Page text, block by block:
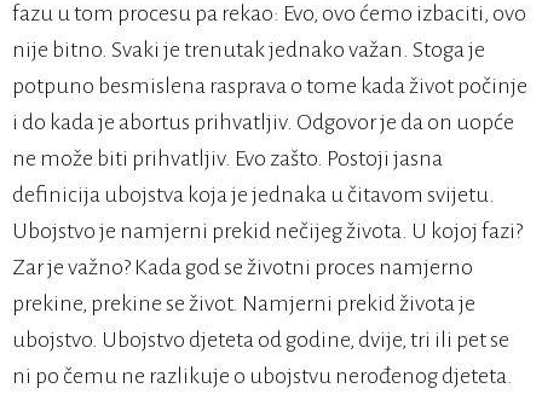
fazu u tom procesu pa rekao: Evo, ovo ćemo izbaciti, ovo
nije bitno. Svaki je trenutak jednako važan. Stoga je
potpuno besmislena rasprava o tome kada život počinje
i do kada je abortus prihvatljiv. Odgovor je da on uopće
ne može biti prihvatljiv. Evo zašto. Postoji jasna
definicija ubojstva koja je jednaka u čitavom svijetu.
Ubojstvo je namjerni prekid nečijeg života. U kojoj fazi?
Zar je važno? Kada god se životni proces namjerno
prekine, prekine se život. Namjerni prekid života je
ubojstvo. Ubojstvo djeteta od godine, dvije, tri ili pet se
ni po čemu ne razlikuje o ubojstvu nerođenog djeteta.